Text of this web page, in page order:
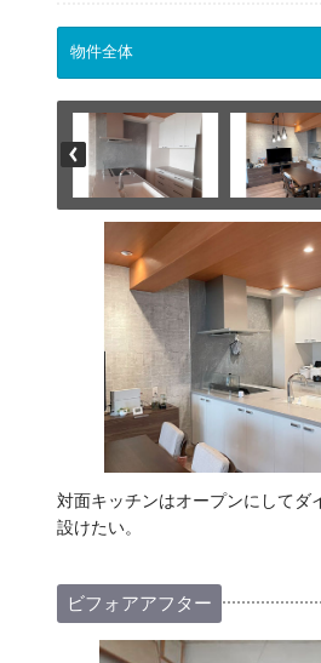
対面キッチンはオープンにしてダ
設けたい。
ビフォアアフター